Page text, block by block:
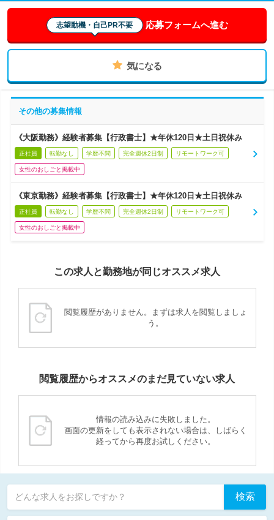
志望動機・自己PR不要 応募フォームへ進む
気になる
その他の募集情報
《大阪勤務》経験者募集【行政書士】★年休120日★土日祝休み
正社員 転勤なし 学歴不問 完全週休2日制 リモートワーク可
女性のおしごと掲載中
《東京勤務》経験者募集【行政書士】★年休120日★土日祝休み
正社員 転勤なし 学歴不問 完全週休2日制 リモートワーク可
女性のおしごと掲載中
この求人と勤務地が同じオススメ求人
閲覧履歴がありません。まずは求人を閲覧しましょ
う。
閲覧履歴からオススメのまだ見ていない求人
情報の読み込みに失敗しました。
画面の更新をしても表示されない場合は、しばらく
経ってから再度お試しください。
どんな求人をお探しですか？ 検索